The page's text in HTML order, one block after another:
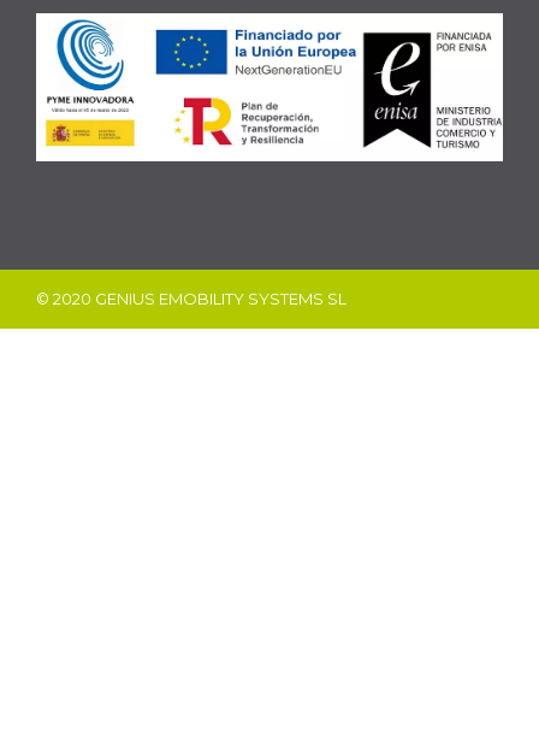
© 2020 GENIUS EMOBILITY SYSTEMS SL